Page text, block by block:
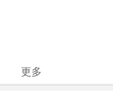
更多